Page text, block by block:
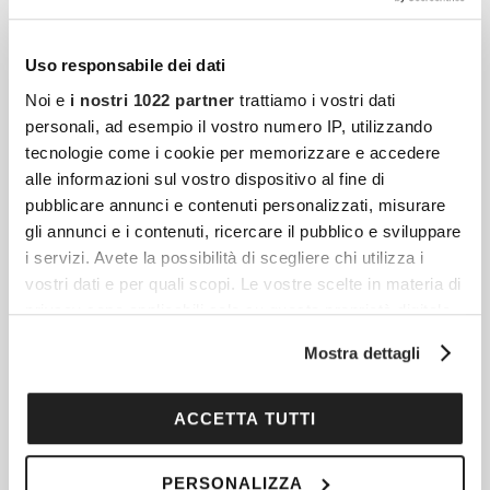
Uso responsabile dei dati
Noi e i nostri 1022 partner trattiamo i vostri dati
personali, ad esempio il vostro numero IP, utilizzando
tecnologie come i cookie per memorizzare e accedere
alle informazioni sul vostro dispositivo al fine di
pubblicare annunci e contenuti personalizzati, misurare
gli annunci e i contenuti, ricercare il pubblico e sviluppare
i servizi. Avete la possibilità di scegliere chi utilizza i
vostri dati e per quali scopi. Le vostre scelte in materia di
privacy sono applicabili solo su questa proprietà digitale
modificare o revocare il proprio consenso in qualsiasi
momento dalla Dichiarazione sui cookie o facendo clic
sull'icona di attivazione della privacy.
Mostra dettagli
ACCETTA TUTTI
PERSONALIZZA
Articoli più recenti
Capodanno In Tunisia: Il Viaggio D’inverno Tra
Ci sono viaggi di Capodanno che servono a
cambiare calendario. E poi ci sono viaggi
che cambiano prospettiva. La Tunisia